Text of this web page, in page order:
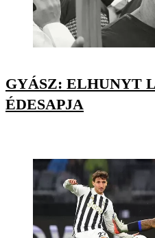
GYÁSZ: ELHUNYT
ÉDESAPJA